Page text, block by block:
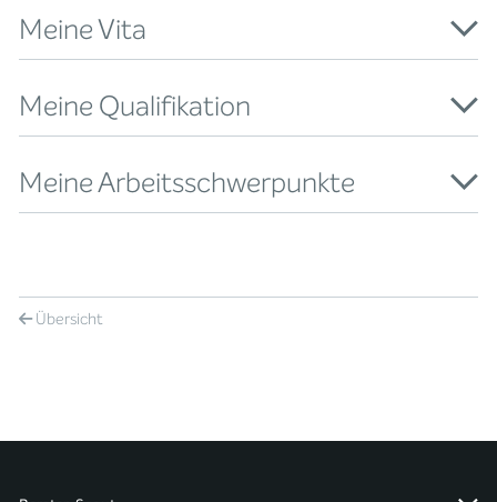
Meine Vita
Meine Qualifikation
Meine Arbeitsschwerpunkte
Übersicht